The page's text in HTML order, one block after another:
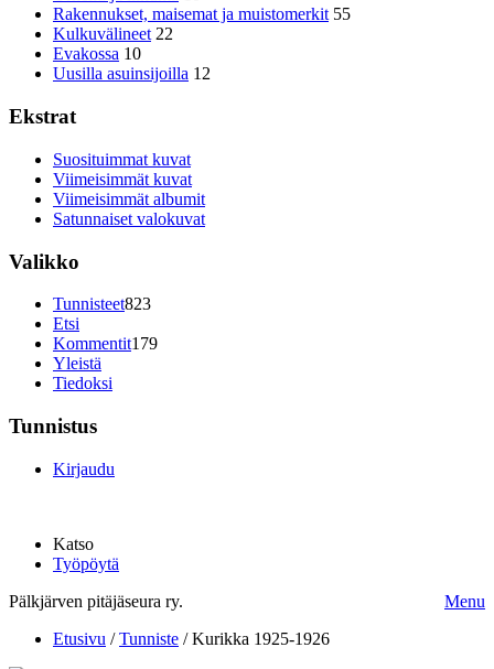
Rakennukset, maisemat ja muistomerkit 55
Kulkuvälineet 22
Evakossa 10
Uusilla asuinsijoilla 12
Ekstrat
Suosituimmat kuvat
Viimeisimmät kuvat
Viimeisimmät albumit
Satunnaiset valokuvat
Valikko
Tunnisteet823
Etsi
Kommentit179
Yleistä
Tiedoksi
Tunnistus
Kirjaudu
Katso
Työpöytä
Pälkjärven pitäjäseura ry.
Menu
Etusivu /Tunniste /Kurikka 1925-1926